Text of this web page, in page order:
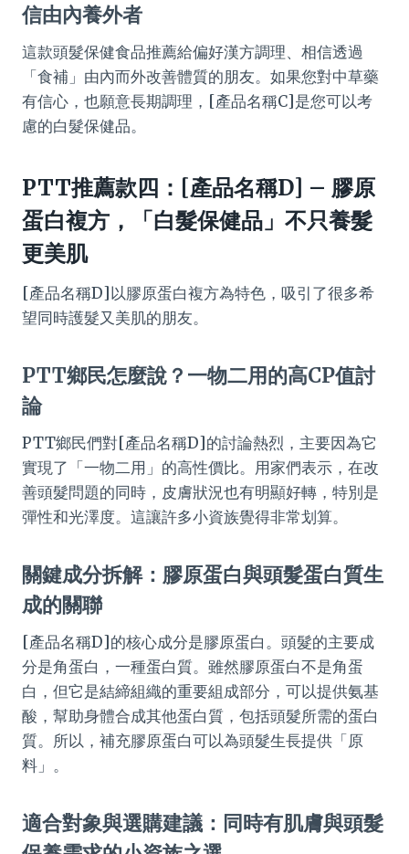
信由內養外者
這款頭髮保健食品推薦給偏好漢方調理、相信透過
「食補」由內而外改善體質的朋友。如果您對中草藥
有信心，也願意長期調理，[產品名稱C]是您可以考
慮的白髮保健品。
PTT推薦款四：[產品名稱D] – 膠原
蛋白複方，「白髮保健品」不只養髮
更美肌
[產品名稱D]以膠原蛋白複方為特色，吸引了很多希
望同時護髮又美肌的朋友。
PTT鄉民怎麼說？一物二用的高CP值討
論
PTT鄉民們對[產品名稱D]的討論熱烈，主要因為它
實現了「一物二用」的高性價比。用家們表示，在改
善頭髮問題的同時，皮膚狀況也有明顯好轉，特別是
彈性和光澤度。這讓許多小資族覺得非常划算。
關鍵成分拆解：膠原蛋白與頭髮蛋白質生
成的關聯
[產品名稱D]的核心成分是膠原蛋白。頭髮的主要成
分是角蛋白，一種蛋白質。雖然膠原蛋白不是角蛋
白，但它是結締組織的重要組成部分，可以提供氨基
酸，幫助身體合成其他蛋白質，包括頭髮所需的蛋白
質。所以，補充膠原蛋白可以為頭髮生長提供「原
料」。
適合對象與選購建議：同時有肌膚與頭髮